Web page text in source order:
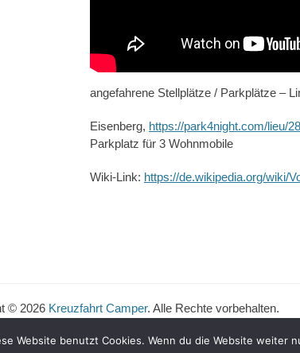
angefahrene Stellplätze / Parkplätze –
Eisenberg, https://park4night.com/lieu/
Parkplatz für 3 Wohnmobile
Wiki-Link: https://de.wikipedia.org/wiki/
© 2026 Kreuzfahrt Camper. Alle Rechte vorbehalten.
Website benutzt Cookies. Wenn du die Website weiter